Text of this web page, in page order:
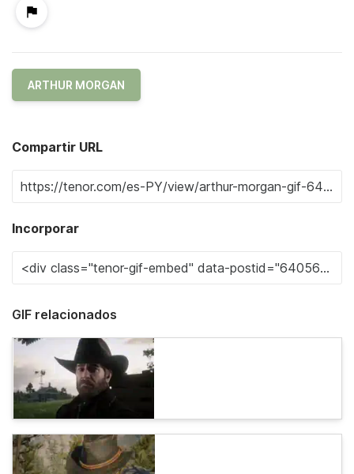
ARTHUR MORGAN
Compartir URL
Incorporar
GIF relacionados